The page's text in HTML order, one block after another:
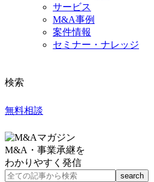
サービス
M&A事例
案件情報
セミナー・ナレッジ
検索
無料相談
M&A・事業承継を
わかりやすく発信